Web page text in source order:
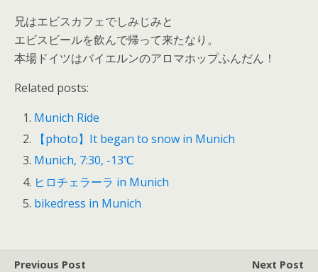
兄はエビスカフェでしみじみと
エビスビールを飲んで帰って来たなり。
本場ドイツはバイエルンのアロマホップふんだん！
Related posts:
Munich Ride
【photo】It began to snow in Munich
Munich, 7:30, -13℃
ヒロチェラーラ in Munich
bikedress in Munich
Previous Post
Next Post